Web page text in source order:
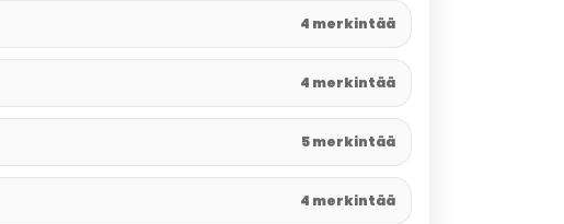
4 merkintää
4 merkintää
5 merkintää
4 merkintää